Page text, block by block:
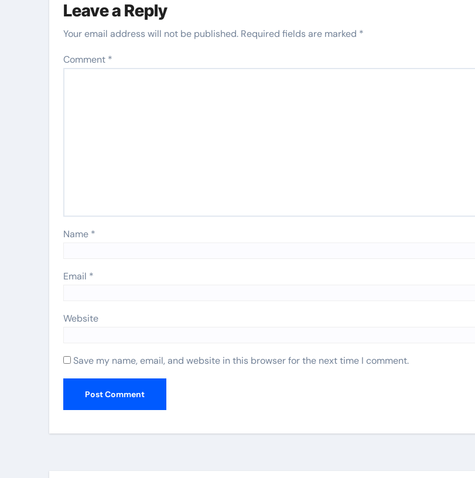
Leave a Reply
Your email address will not be published. Required fields are marked *
Comment *
Name *
Email *
Website
Save my name, email, and website in this browser for the next time I comment.